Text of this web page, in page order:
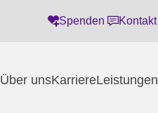
Spenden Kontakt
Über unsKarriereLeistungen